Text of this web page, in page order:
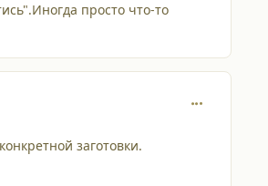
просто что-то
заготовки.